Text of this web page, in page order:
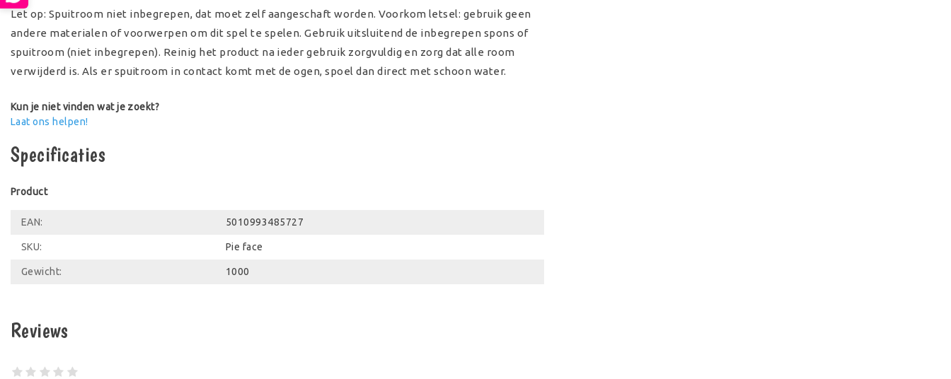
Let op: Spuitroom niet inbegrepen, dat moet zelf aangeschaft worden. Voorkom letsel: gebruik geen
andere materialen of voorwerpen om dit spel te spelen. Gebruik uitsluitend de inbegrepen spons of
spuitroom (niet inbegrepen). Reinig het product na ieder gebruik zorgvuldig en zorg dat alle room
verwijderd is. Als er spuitroom in contact komt met de ogen, spoel dan direct met schoon water.
Leeftijd: vanaf 5 jaar. Voor 2 of meer spelers.
Waarschuwing: verstikkingsgevaar – bevat kleine onderdelen. Niet geschikt voor kinderen jonger dan 3
jaar.
Kun je niet vinden wat je zoekt?
Laat ons helpen!
Specificaties
Product
EAN: 5010993485727
SKU: Pie face
Gewicht: 1000
Reviews